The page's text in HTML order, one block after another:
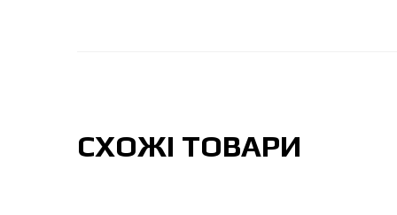
СХОЖІ ТОВАРИ